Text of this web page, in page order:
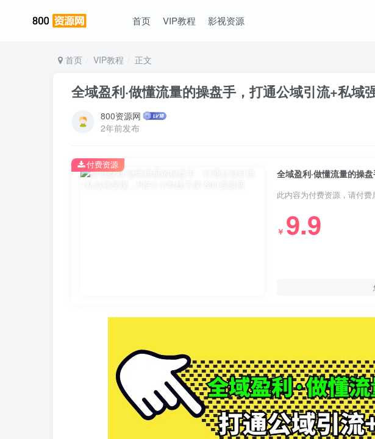
首页 VIP教程 影视资源
首页 VIP教程 正文
全域盈利·做懂流量的操盘手，打通公域引流+私域
800资源网
2年前发布
此内容为付费资源，请付费
￥ 9.9
付费资源